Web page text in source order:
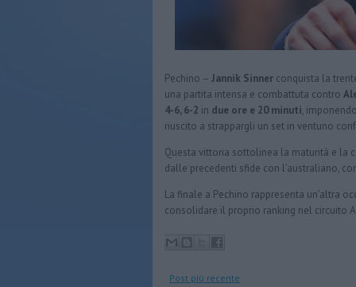
Pechino – Jannik Sinner conquista la
una partita intensa e combattuta contro
4-6, 6-2 in due ore e 20 minuti,
riuscito a strappargli un set in ventuno
Questa vittoria sottolinea la maturità e la
dalle precedenti sfide con l’australiano,
La finale a Pechino rappresenta un’altra
consolidare il proprio ranking nel circuito
Post più recente